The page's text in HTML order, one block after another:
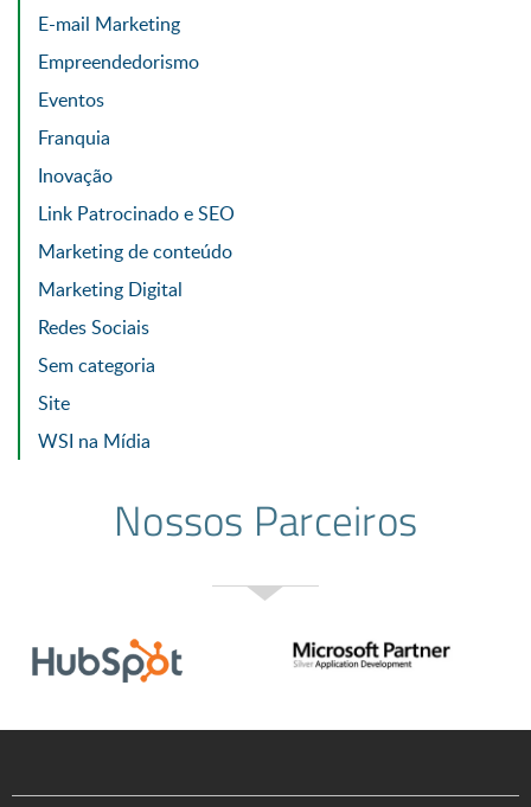
E-mail Marketing
Empreendedorismo
Eventos
Franquia
Inovação
Link Patrocinado e SEO
Marketing de conteúdo
Marketing Digital
Redes Sociais
Sem categoria
Site
WSI na Mídia
Nossos Parceiros